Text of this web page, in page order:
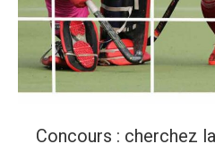
Concours : cherchez